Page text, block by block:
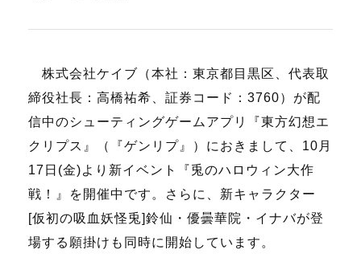
株式会社ケイブ（本社：東京都目黒区、代表取
締役社長：高橋祐希、証券コード：3760）が配
信中のシューティングゲームアプリ『東方幻想エ
クリプス』（『ゲンリプ』）におきまして、10月
17日(金)より新イベント『兎のハロウィン大作
戦！』を開催中です。さらに、新キャラクター
[仮初の吸血妖怪兎]鈴仙・優曇華院・イナバが登
場する願掛けも同時に開始しています。